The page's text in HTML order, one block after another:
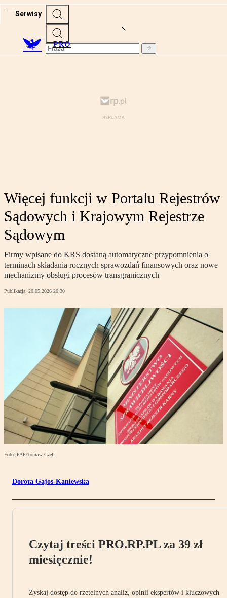
Serwisy
PRO
Więcej funkcji w Portalu Rejestrów
Sądowych i Krajowym Rejestrze
Sądowym
Firmy wpisane do KRS dostaną automatyczne przypomnienia o
terminach składania rocznych sprawozdań finansowych oraz nowe
mechanizmy obsługi procesów transgranicznych
Publikacja: 20.05.2026 20:30
Foto: PAP/Tomasz Gzell
Dorota Gajos-Kaniewska
Czytaj treści PRO.RP.PL za 39 zł
miesięcznie!
Zyskaj dostęp do rzetelnych analiz, opinii ekspertów i kluczowych